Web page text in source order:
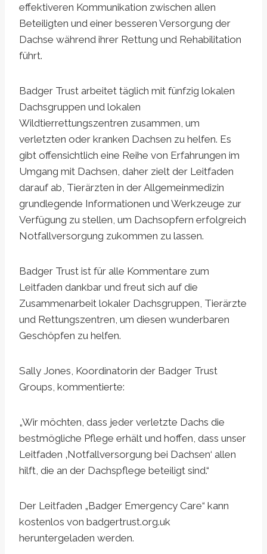
effektiveren Kommunikation zwischen allen
Beteiligten und einer besseren Versorgung der
Dachse während ihrer Rettung und Rehabilitation
führt.
Badger Trust arbeitet täglich mit fünfzig lokalen
Dachsgruppen und lokalen
Wildtierrettungszentren zusammen, um
verletzten oder kranken Dachsen zu helfen. Es
gibt offensichtlich eine Reihe von Erfahrungen im
Umgang mit Dachsen, daher zielt der Leitfaden
darauf ab, Tierärzten in der Allgemeinmedizin
grundlegende Informationen und Werkzeuge zur
Verfügung zu stellen, um Dachsopfern erfolgreich
Notfallversorgung zukommen zu lassen.
Badger Trust ist für alle Kommentare zum
Leitfaden dankbar und freut sich auf die
Zusammenarbeit lokaler Dachsgruppen, Tierärzte
und Rettungszentren, um diesen wunderbaren
Geschöpfen zu helfen.
Sally Jones, Koordinatorin der Badger Trust
Groups, kommentierte:
„Wir möchten, dass jeder verletzte Dachs die
bestmögliche Pflege erhält und hoffen, dass unser
Leitfaden ‚Notfallversorgung bei Dachsen‘ allen
hilft, die an der Dachspflege beteiligt sind.“
Der Leitfaden „Badger Emergency Care“ kann
kostenlos von badgertrust.org.uk
heruntergeladen werden.